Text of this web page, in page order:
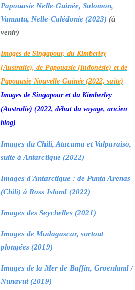
Papouasie Nelle-Guinée, Salomon,
Vanuatu, Nelle-Calédonie (2023) (à
venir)
Images de Singapour, du Kimberley
(Australie), de Papouasie (Indonésie) et de
Papouasie-Nouvelle-Guinée (2022, suite)
Images de Singapour et du Kimberley
(Australie) (2022, début du voyage, ancien
blog)
Images du Chili, Atacama et Valparaiso,
suite à Antarctique (2022)
Images d'Antarctique : de Punta Arenas
(Chili) à Ross Island (2022)
Images des Seychelles (2021)
Images de Madagascar, surtout
plongées (2019)
Images de la Mer de Baffin, Groenland /
Nunavut (2019)